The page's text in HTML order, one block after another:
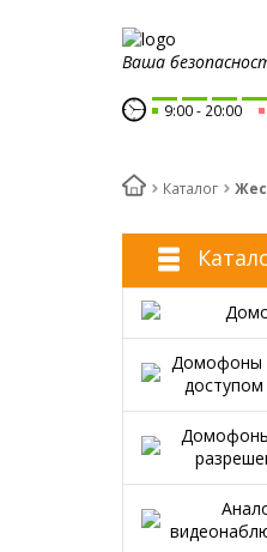
Ваша
9:00 20:00
Каталог
Домофоны